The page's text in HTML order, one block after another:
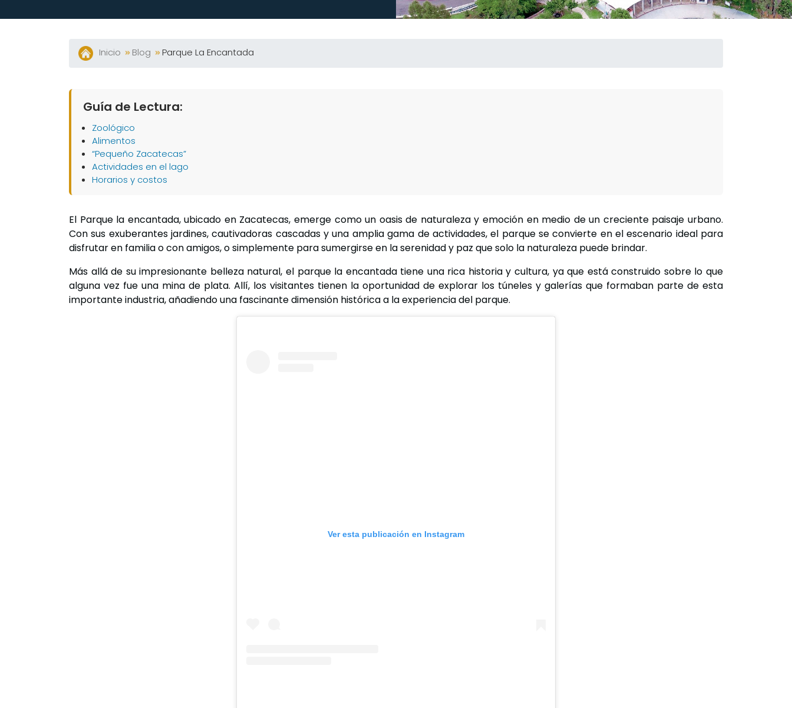
Inicio Blog Parque La Encantada
Guía de Lectura:
Zoológico
Alimentos
“Pequeño Zacatecas”
Actividades en el lago
Horarios y costos
El Parque la encantada, ubicado en Zacatecas, emerge como un oasis de naturaleza y emoción en medio de un creciente paisaje urbano.
Con sus exuberantes jardines, cautivadoras cascadas y una amplia gama de actividades, el parque se convierte en el escenario ideal para
disfrutar en familia o con amigos, o simplemente para sumergirse en la serenidad y paz que solo la naturaleza puede brindar.
Más allá de su impresionante belleza natural, el parque la encantada tiene una rica historia y cultura, ya que está construido sobre lo que
alguna vez fue una mina de plata. Allí, los visitantes tienen la oportunidad de explorar los túneles y galerías que formaban parte de esta
importante industria, añadiendo una fascinante dimensión histórica a la experiencia del parque.
Ver esta publicación en Instagram